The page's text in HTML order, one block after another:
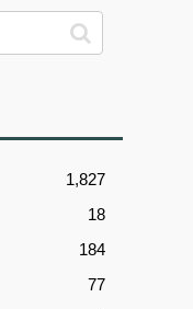
1,827
18
184
77